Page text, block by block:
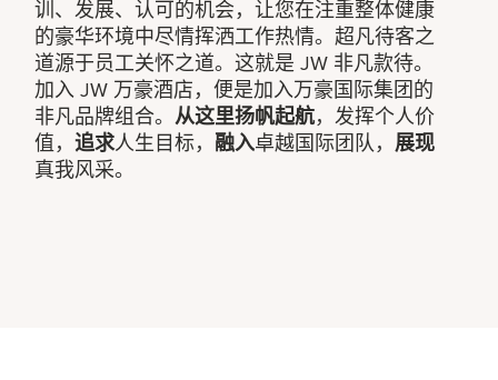
训、发展、认可的机会，让您在注重整体健康
的豪华环境中尽情挥洒工作热情。超凡待客之
道源于员工关怀之道。这就是 JW 非凡款待。
加入 JW 万豪酒店，便是加入万豪国际集团的
非凡品牌组合。从这里扬帆起航，发挥个人价
值，追求人生目标， 融入卓越国际团队， 展现
真我风采。